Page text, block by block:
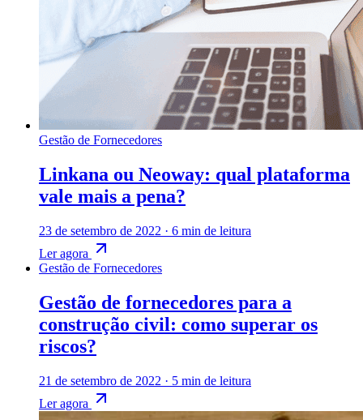
Gestão de Fornecedores
Linkana ou Neoway: qual plataforma
vale mais a pena?
23 de setembro de 2022 · 6 min de leitura
Ler agora
Gestão de Fornecedores
Gestão de fornecedores para a
construção civil: como superar os
riscos?
21 de setembro de 2022 · 5 min de leitura
Ler agora